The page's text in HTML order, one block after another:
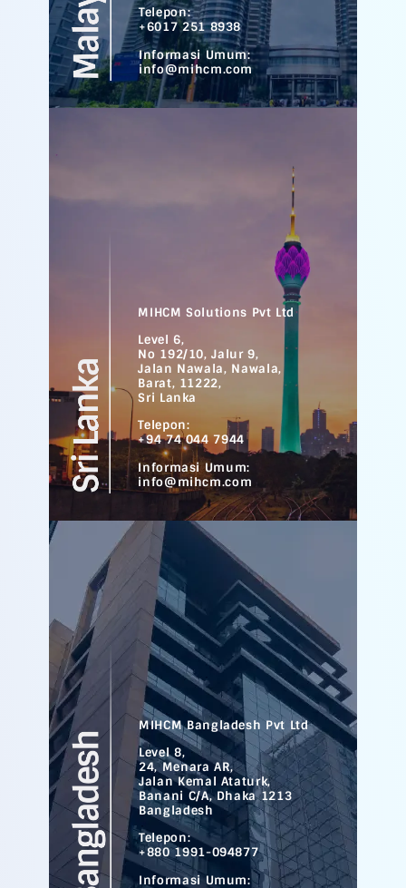
Telepon:
+6017 251 8938
Informasi Umum:
info@mihcm.com
MIHCM Solutions Pvt Ltd
Level 6,
No 192/10, Jalur 9,
Jalan Nawala, Nawala,
Barat, 11222,
Sri Lanka
Telepon:
+94 74 044 7944
Informasi Umum:
info@mihcm.com
MIHCM Bangladesh Pvt Ltd
Level 8,
24, Menara AR,
Jalan Kemal Ataturk,
Banani C/A, Dhaka 1213
Bangladesh
Telepon:
+880 1991-094877
Informasi Umum: